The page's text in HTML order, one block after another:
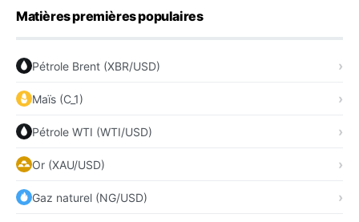
Matières premières populaires
Pétrole Brent (XBR/USD)
Maïs (C_1)
Pétrole WTI (WTI/USD)
Or (XAU/USD)
Gaz naturel (NG/USD)